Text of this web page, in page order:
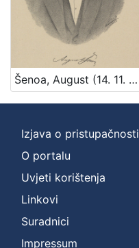
Šenoa, August (14. 11. 1838. – 13. 12. 1881.)
Izjava o pristupačnosti
O portalu
Uvjeti korištenja
Linkovi
Suradnici
Impressum